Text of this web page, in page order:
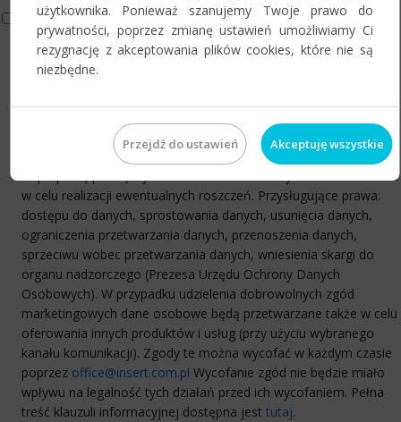
Informacja o przetwarzaniu danych osobowych*
Oświadczam, że zapoznałam/-em się z informacją o zasadach i
celach przetwarzania danych osobowych. Administratorem
danych osobowych podanych w zgłoszeniu jest InsERT S.A., z
będą w celu weryfikacji potencjalnych Partnerów Administratora,
nadanie im odpowiedniego statusu i uprawnień, umożliwiających
współpracę pomiędzy Administratorem a danym Partnerem oraz
w celu realizacji ewentualnych roszczeń. Przysługujące prawa:
dostępu do danych, sprostowania danych, usunięcia danych,
ograniczenia przetwarzania danych, przenoszenia danych,
sprzeciwu wobec przetwarzania danych, wniesienia skargi do
organu nadzorczego (Prezesa Urzędu Ochrony Danych
Osobowych). W przypadku udzielenia dobrowolnych zgód
marketingowych dane osobowe będą przetwarzane także w celu
oferowania innych produktów i usług (przy użyciu wybranego
kanału komunikacji). Zgody te można wycofać w każdym czasie
poprzez office@insert.com.pl Wycofanie zgód nie będzie miało
wpływu na legalność tych działań przed ich wycofaniem. Pełna
treść klauzuli informacyjnej dostępna jest tutaj.
użytkownika. Ponieważ szanujemy Twoje prawo do
prywatności, poprzez zmianę ustawień umożliwiamy Ci
rezygnację z akceptowania plików cookies, które nie są
niezbędne.
Przejdź do ustawień Akceptuję wszystkie